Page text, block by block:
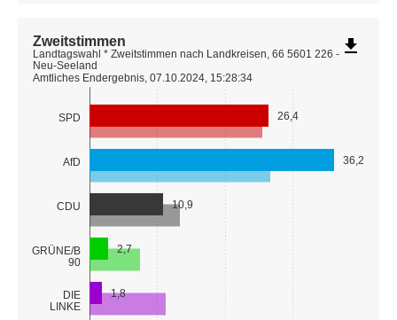
SPD
AfD
CDU
GRÜNE/B
90
DIE
LINKE
26,4
36,2
10,9
2,7
1,8
Zweitstimmen
Landtagswahl * Zweitstimmen nach Landkreisen, 66 5601 226 -
Neu-Seeland
Amtliches Endergebnis, 07.10.2024, 15:28:34
file_download